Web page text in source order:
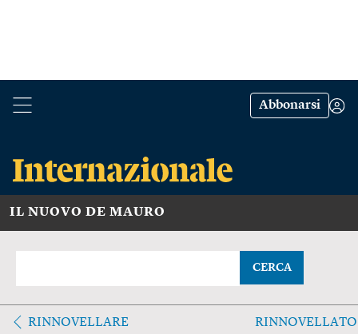
Abbonarsi
IL NUOVO DE MAURO
CERCA
RINNOVELLARE RINNOVELLATO